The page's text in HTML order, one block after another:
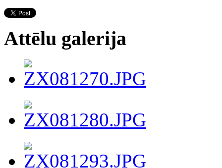
Attēlu galerija